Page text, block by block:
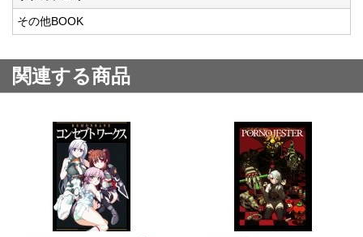
その他BOOK
関連する商品